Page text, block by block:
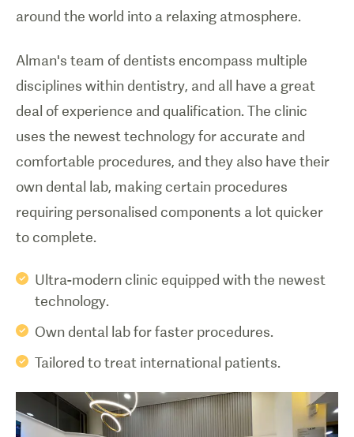
around the world into a relaxing atmosphere.
Alman's team of dentists encompass multiple
disciplines within dentistry, and all have a great
deal of experience and qualification. The clinic
uses the newest technology for accurate and
comfortable procedures, and they also have their
own dental lab, making certain procedures
requiring personalised components a lot quicker
to complete.
Ultra-modern clinic equipped with the newest
technology.
Own dental lab for faster procedures.
Tailored to treat international patients.